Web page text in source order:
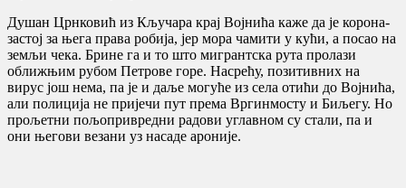
Душан Црнковић из Кључара крај Војнића каже да је корона-
застој за њега права робија, јер мора чамити у кући, а посао на
земљи чека. Брине га и то што мигрантска рута пролази
оближњим рубом Петрове горе. Насрећу, позитивних на
вирус још нема, па је и даље могуће из села отићи до Војнића,
али полиција не пријечи пут према Вргинмосту и Биљегу. Но
прољетни пољопривредни радови углавном су стали, па и
они његови везани уз насаде ароније.